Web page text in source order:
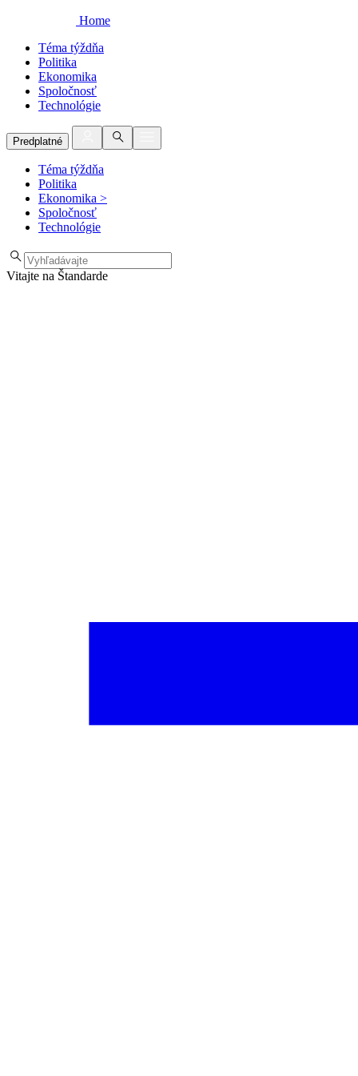
Home
Téma týždňa
Politika
Ekonomika
Spoločnosť
Technológie
Predplatné
Téma týždňa
Politika
Ekonomika >
Spoločnosť
Technológie
Vitajte na Štandarde